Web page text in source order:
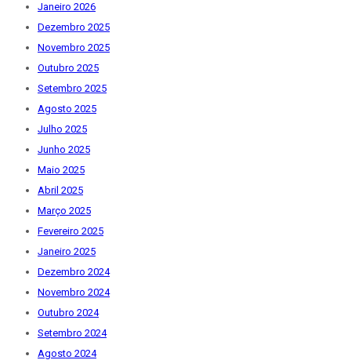
Janeiro 2026
Dezembro 2025
Novembro 2025
Outubro 2025
Setembro 2025
Agosto 2025
Julho 2025
Junho 2025
Maio 2025
Abril 2025
Março 2025
Fevereiro 2025
Janeiro 2025
Dezembro 2024
Novembro 2024
Outubro 2024
Setembro 2024
Agosto 2024